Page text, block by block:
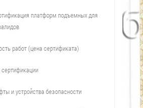
платформ подъемных для
работ (цена сертификата)
и устройства безопасности